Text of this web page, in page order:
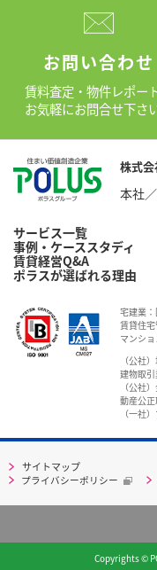
お問い合わせ
賃料査定・物件レポー
お気軽にお問合せ下さい
株式
本社
サービス一覧
事例・ケーススタディ
賃貸経営Q&A
ポラスが選ばれる理由
宅建業
賃貸住
マンシ
（公社
建物取
（公社
動産公
（一社
サイトマップ
プライバシーポリシー
Copyrights ©